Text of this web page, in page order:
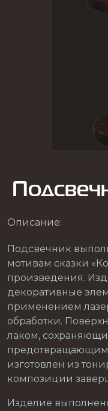
Описание:
Подсвечник
мотивам сказки
произведения.
декоративные
применением
обработки.
лаком,
предотвращающим
изготовлен из
композиции
Изделие